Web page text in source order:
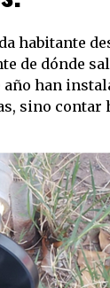
habitante
de dónde
han
sino contar